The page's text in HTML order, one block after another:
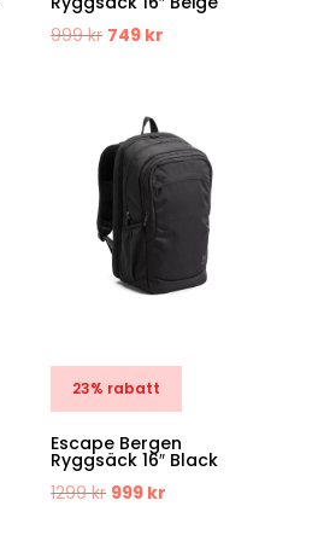
999kr Det
999 kr.
749 kr
är:
749 kr.
23% rabatt
Escape Bergen
Ryggsäck 16″ Black
1299kr Det
999 kr